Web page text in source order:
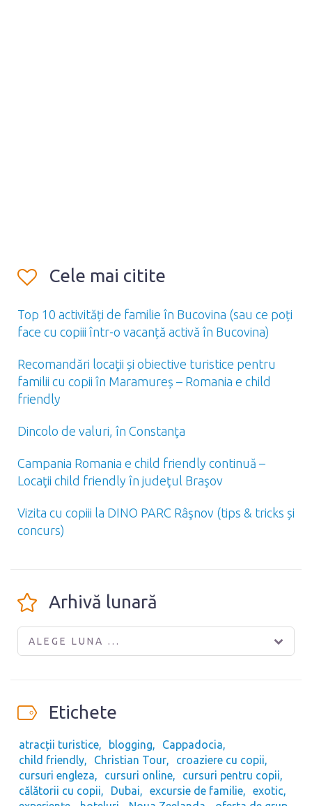
Cele mai citite
Top 10 activități de familie în Bucovina (sau ce poți
face cu copiii într-o vacanță activă în Bucovina)
Recomandări locaţii și obiective turistice pentru
familii cu copii în Maramureș – Romania e child
friendly
Dincolo de valuri, în Constanţa
Campania Romania e child friendly continuă –
Locaţii child friendly în judeţul Braşov
Vizita cu copiii la DINO PARC Râşnov (tips & tricks și
concurs)
Arhivă lunară
ALEGE LUNA ...
Etichete
atracții turistice blogging
Cappadocia
child friendly
Christian Tour
croaziere cu copii
cursuri engleza
cursuri online
cursuri pentru copii
călătorii cu copii
Dubai excursie de familie
exotic